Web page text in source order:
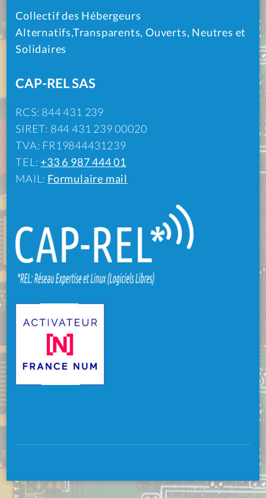
Collectif des Hébergeurs
Alternatifs,Transparents, Ouverts, Neutres et
Solidaires
CAP-REL SAS
RCS: 844 431 239
SIRET: 844 431 239 00020
TVA: FR19844431239
TEL: +33 6 987 444 01
MAIL: Formulaire mail